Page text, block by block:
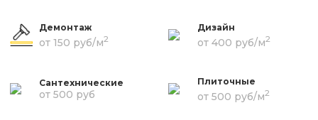
Демонтаж
от 150 руб/м2
Дизайн
от 400 руб/м2
Сантехнические
от 500 руб
Плиточные
от 500 руб/м2